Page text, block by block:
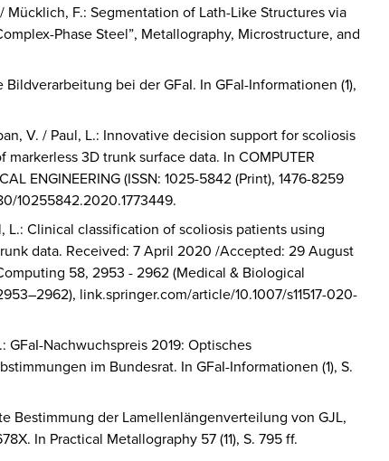
Mücklich, F.: Segmentation of Lath-Like Structures via
Phase Steel”, Metallography, Microstructure, and
bei der GFaI. In GFaI-Informationen (1),
V. / Paul, L.: Innovative decision support for scoliosis
3D trunk surface data. In COMPUTER
ENGINEERING(ISSN: 1025-5842 (Print), 1476-8259
10255842.2020.1773449.
L.: Clinical classification of scoliosis patients using
data. Received: 7 April 2020 /Accepted: 29 August
58, 2953 - 2962(Medical & Biological
link.springer.com/article/10.1007/s11517-020-
GFaI-Nachwuchspreis 2019: Optisches
im Bundesrat. In GFaI-Informationen (1), S.
Bestimmung der Lamellenlängenverteilung von GJL,
In Practical Metallography 57 (11), S. 795 ff.